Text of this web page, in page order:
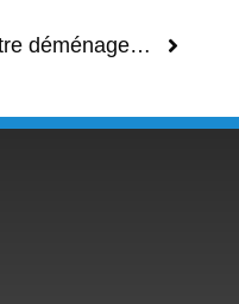
Votre déménagement à Aix-en-Provence allégé : accès aux aides financières pour les personnes handicapées